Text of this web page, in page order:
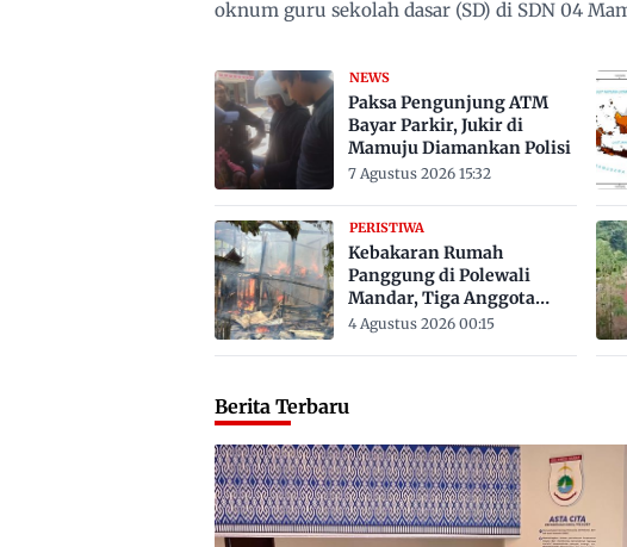
oknum guru sekolah dasar (SD) di SDN 04
NEWS
Paksa Pengunjung ATM
Bayar Parkir, Jukir di
Mamuju Diamankan Polisi
7 Agustus 2026 15:32
PERISTIWA
Kebakaran Rumah
Panggung di Polewali
Mandar, Tiga Anggota
Keluarga Tewas Terjebak
4 Agustus 2026 00:15
Berita Terbaru